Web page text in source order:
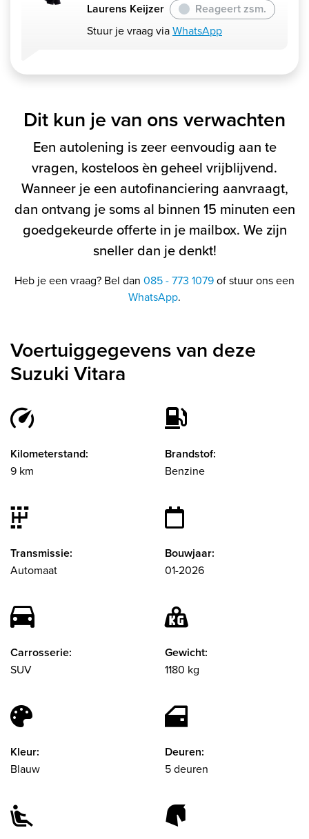
Laurens Keijzer Reageert zsm.
Stuur je vraag viaWhatsApp
Dit kun je van ons verwachten
Een autolening is zeer eenvoudig aan te
vragen, kosteloos èn geheel vrijblijvend.
Wanneer je een autofinanciering aanvraagt,
dan ontvang je soms al binnen 15 minuten een
goedgekeurde offerte in je mailbox. We zijn
sneller dan je denkt!
Heb je een vraag? Bel dan 085 - 773 1079of stuur ons een
WhatsApp.
Voertuiggegevens van deze
Suzuki Vitara
Kilometerstand:
9 km
Brandstof:
Benzine
Transmissie:
Automaat
Bouwjaar:
01-2026
Carrosserie:
SUV
Gewicht:
1180 kg
Kleur:
Blauw
Deuren:
5 deuren